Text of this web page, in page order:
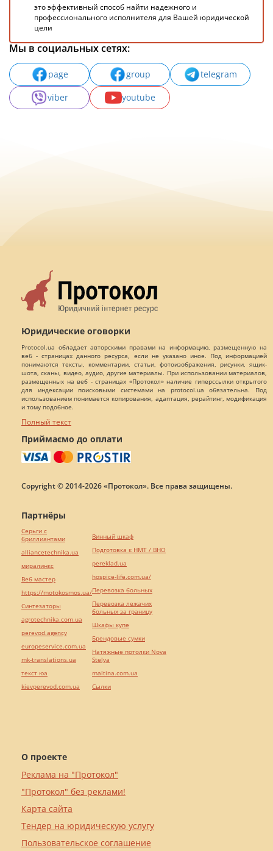
это эффективный способ найти надежного и
профессионального исполнителя для Вашей юридической
цели
Мы в социальных сетях:
page group
telegram
viber
youtube
Юридические оговорки
Protocol.ua обладает авторскими правами на информацию, размещенную на
веб - страницах данного ресурса, если не указано иное. Под информацией
понимаются тексты, комментарии, статьи, фотоизображения, рисунки, ящик-
шота, сканы, видео, аудио, другие материалы. При использовании материалов,
размещенных на веб - страницах «Протокол» наличие гиперссылки открытого
для индексации поисковыми системами на protocol.ua обязательна. Под
использованием понимается копирования, адаптация, рерайтинг, модификация
и тому подобное.
Полный текст
Приймаємо до оплати
Copyright © 2014-2026 «Протокол». Все права защищены.
О проекте
Реклама на "Протокол"
"Протокол" без реклами!
Карта сайта
Тендер на юридическую услугу
Пользовательское соглашение
Партнёры
Серьги с
бриллиантами
alliancetechnika.ua
миралинкс
Веб мастер
https://motokosmos.ua/
Синтезаторы
agrotechnika.com.ua
perevod.agency
europeservice.com.ua
mk-translations.ua
текст юа
kievperevod.com.ua
Винный шкаф
Подготовка к НМТ / ВНО
pereklad.ua
hospice-life.com.ua/
Перевозка больных
Перевозка лежачих
больных за границу
Шкафы купе
Брендовые сумки
Натяжные потолки Nova
Stelya
maltina.com.ua
Cылки